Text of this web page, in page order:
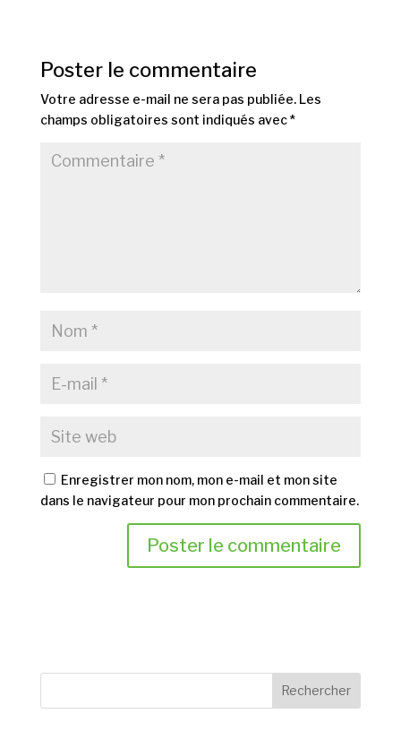
Poster le commentaire
Votre adresse e-mail ne sera pas publiée. Les
champs obligatoires sont indiqués avec*
Enregistrer mon nom, mon e-mail et mon site
dans le navigateur pour mon prochain commentaire.